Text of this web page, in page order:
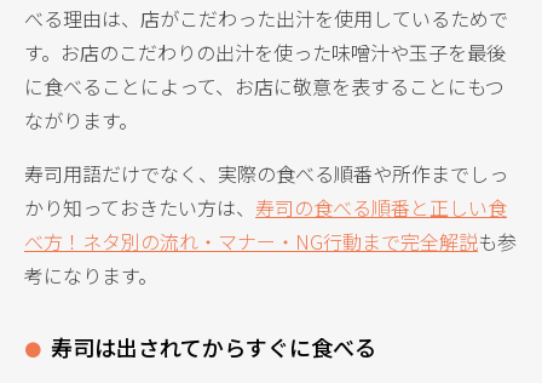
べる理由は、店がこだわった出汁を使用しているためで
す。お店のこだわりの出汁を使った味噌汁や玉子を最後
に食べることによって、お店に敬意を表することにもつ
ながります。
寿司用語だけでなく、実際の食べる順番や所作までしっ
かり知っておきたい方は、 寿司の食べる順番と正しい食
べ方！ネタ別の流れ・マナー・NG行動まで完全解説も参
考になります。
寿司は出されてからすぐに食べる